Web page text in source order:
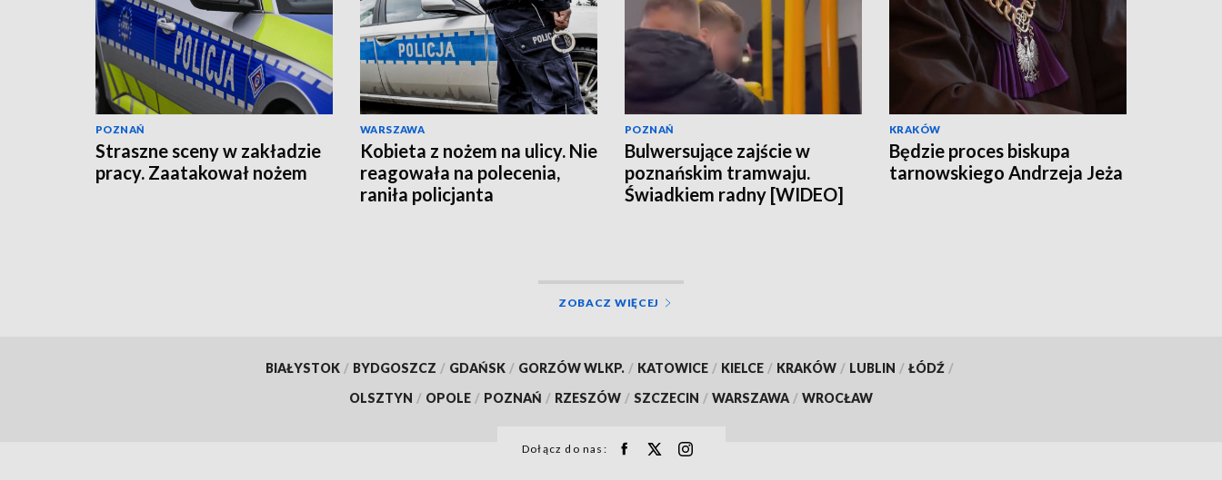
POZNAŃ
Straszne sceny w zakładzie
pracy. Zaatakował nożem
WARSZAWA
Kobieta z nożem na ulicy. Nie
reagowała na polecenia,
raniła policjanta
POZNAŃ
Bulwersujące zajście w
poznańskim tramwaju.
Świadkiem radny [WIDEO]
KRAKÓW
Będzie proces biskupa
tarnowskiego Andrzeja Jeża
ZOBACZ WIĘCEJ
BIAŁYSTOK / BYDGOSZCZ / GDAŃSK / GORZÓW WLKP. / KATOWICE / KIELCE / KRAKÓW / LUBLIN / ŁÓDŹ /
OLSZTYN / OPOLE / POZNAŃ / RZESZÓW / SZCZECIN / WARSZAWA / WROCŁAW
Dołącz do nas: